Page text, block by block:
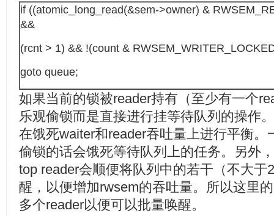
if ((atomic_long_read(&sem->owner) &
&&
(rcnt > 1) && !(count &
goto queue;
如果当前的锁被reader持有（至少有一个
乐观偷锁而是直接进行挂等待队列的操作
在饿死waiter和reader吞吐量上进行平衡。
偷锁的话会饿死等待队列上的任务。另外
top reader会顺便将队列中的若干（不大于
醒，以便增加rwsem的吞吐量。所以这里
多个reader以便可以批量唤醒。